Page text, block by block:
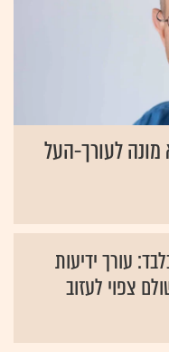
לעורך-העל
עורך ידיעות
צפוי לעזוב